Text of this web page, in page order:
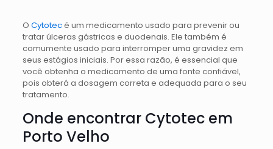
O Cytotecé um medicamento usado para prevenir ou
tratar úlceras gástricas e duodenais. Ele também é
comumente usado para interromper uma gravidez em
seus estágios iniciais. Por essa razão, é essencial que
você obtenha o medicamento de uma fonte confiável,
pois obterá a dosagem correta e adequada para o seu
tratamento.
Onde encontrar Cytotec em
Porto Velho